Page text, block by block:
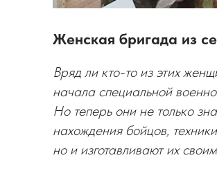
Женская бригада из
Вряд ли кто-то из этих
начала специальной
Но теперь они не только
нахождения бойцов,
но и изготавливают их